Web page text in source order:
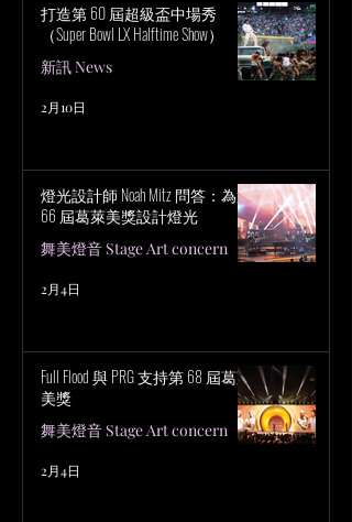
打造第 60 屆超級盃中場秀
（Super Bowl LX Halftime Show）
新訊 News
2月10日
燈光設計師 Noah Mitz 問答：為第
66 屆葛萊美獎設計燈光
舞美燈音 Stage Art concern
2月4日
Full Flood 與 PRG 支持第 68 屆葛萊
美獎
舞美燈音 Stage Art concern
2月4日